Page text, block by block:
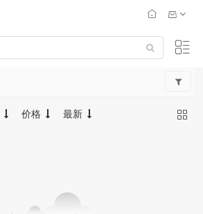
价格 最新